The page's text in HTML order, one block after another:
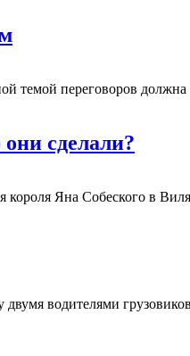
темой переговоров должна
сделали?
Яна Собеского в
водителями